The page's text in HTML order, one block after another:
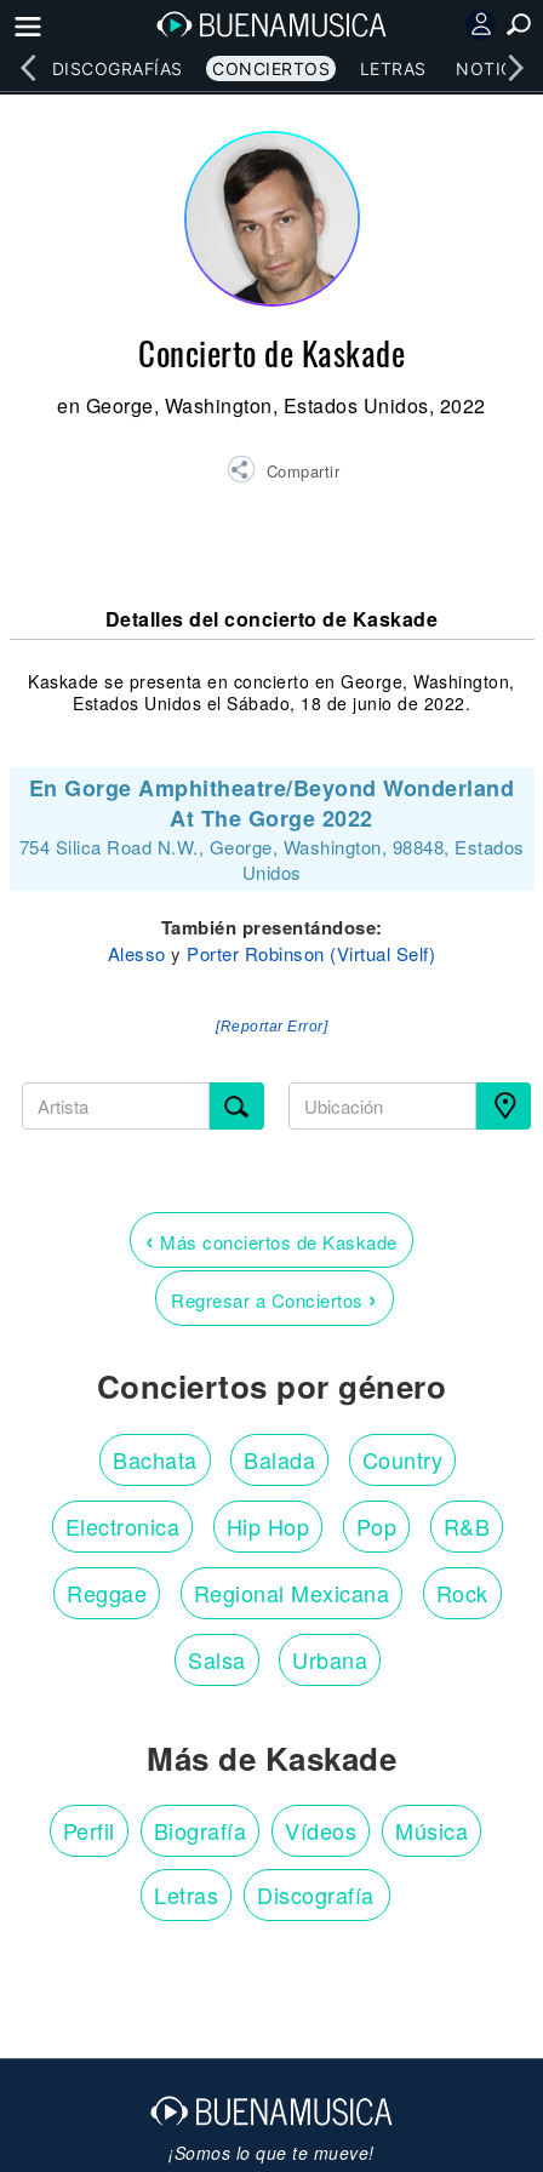
DISCOGRAFÍAS CONCIERTOS LETRAS NOTICIAS
Concierto de Kaskade
en George, Washington, Estados Unidos, 2022
Compartir
Detalles del concierto de Kaskade
Kaskade se presenta en concierto en George, Washington,
Estados Unidos el Sábado, 18 de junio de 2022.
En Gorge Amphitheatre/Beyond Wonderland
At The Gorge 2022
754 Silica Road N.W., George, Washington, 98848, Estados
Unidos
También presentándose:
Alesso y Porter Robinson (Virtual Self)
[Reportar Error]
‹ Más conciertos de Kaskade
Regresar a Conciertos ›
Conciertos por género
Bachata Balada Country
Electronica Hip Hop Pop R&B
Reggae Regional Mexicana Rock
Salsa Urbana
Más de Kaskade
Perfil Biografía Vídeos Música
Letras Discografía
¡Somos lo que te mueve!